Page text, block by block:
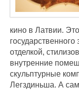
кино в Латвии.
отделкой,
внутренние
скульптурные
Легздиньша. А